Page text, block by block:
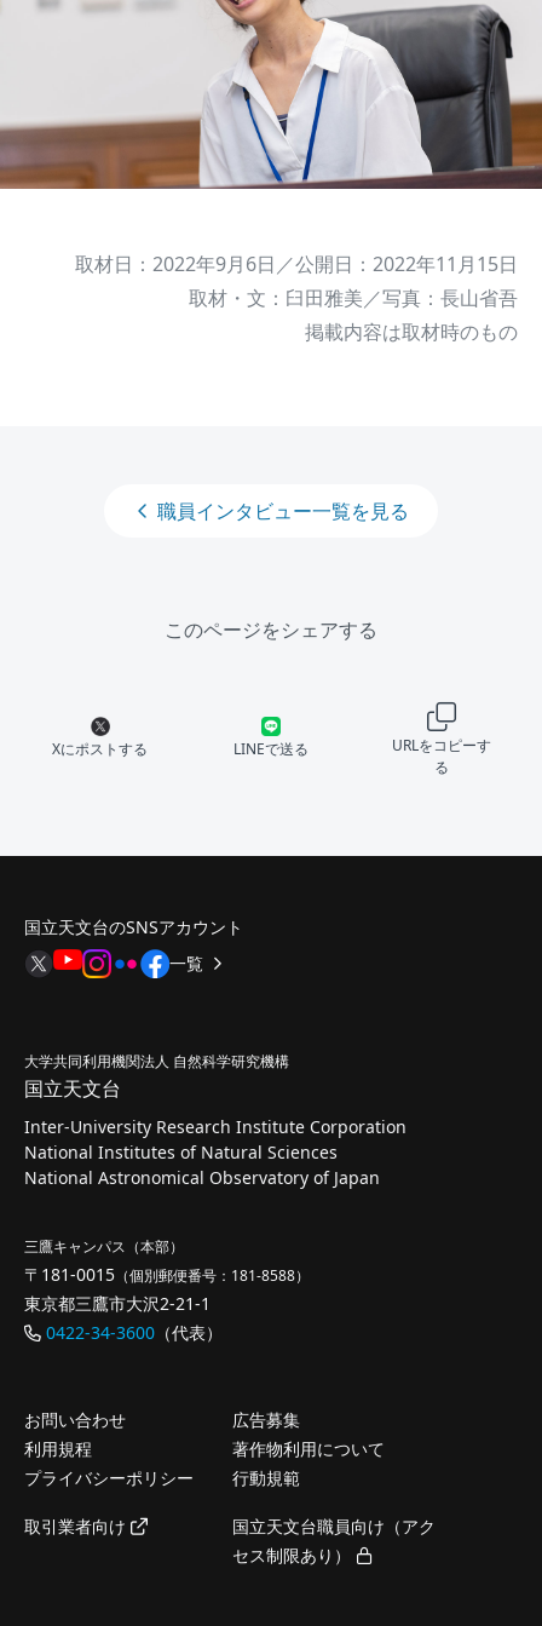
取材日：2022年9月6日／公開日：2022年11月15日
取材・文：臼田雅美／写真：長山省吾
掲載内容は取材時のもの
職員インタビュー一覧を見る
このページをシェアする
Xにポストする LINEで送る
URLをコピーす
る
国立天文台のSNSアカウント
一覧
大学共同利用機関法人 自然科学研究機構
国立天文台
Inter-University Research Institute Corporation
National Institutes of Natural Sciences
National Astronomical Observatory of Japan
三鷹キャンパス（本部）
〒181-0015 （個別郵便番号：181-8588）
東京都三鷹市大沢2-21-1
0422-34-3600 （代表）
お問い合わせ
広告募集
利用規程
著作物利用について
プライバシーポリシー
行動規範
取引業者向け
国立天文台職員向け（アク
セス制限あり）